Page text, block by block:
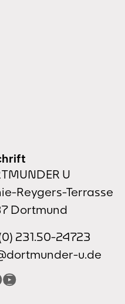
U
Reygers-Terrasse
Dortmund
231.50-24723
u.de
YouTube